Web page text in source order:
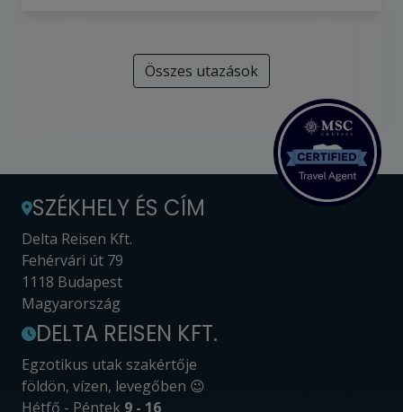
Összes utazások
SZÉKHELY ÉS CÍM
Delta Reisen Kft.
Fehérvári út 79
1118 Budapest
Magyarország
DELTA REISEN KFT.
Egzotikus utak szakértője
földön, vízen, levegőben 😉
Hétfő - Péntek 9 - 16